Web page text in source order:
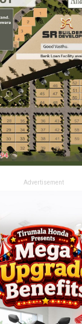
Advertisement